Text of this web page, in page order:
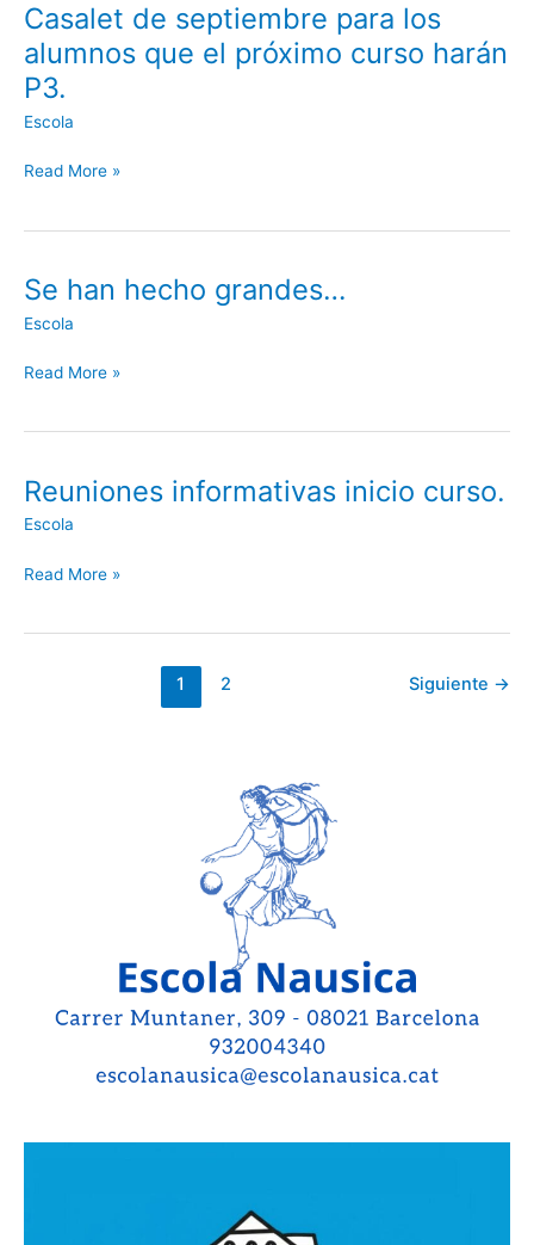
Casalet de septiembre para los
alumnos que el próximo curso harán
P3.
Escola
Casalet
de
septiembre
para
los
que
harán
P3.
Read More »
Se han hecho grandes…
Escola
Se
hecho
grandes…
Read More »
Reuniones informativas inicio curso.
Escola
Reuniones
inicio
curso.
Read More »
1 2 Siguiente →